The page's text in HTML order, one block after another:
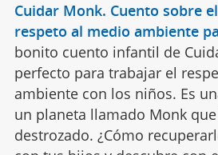
Cuidar Monk. Cuento sobre
respeto al medio ambiente
bonito cuento infantil de
perfecto para trabajar el
ambiente con los niños. Es
un planeta llamado Monk
destrozado. ¿Cómo